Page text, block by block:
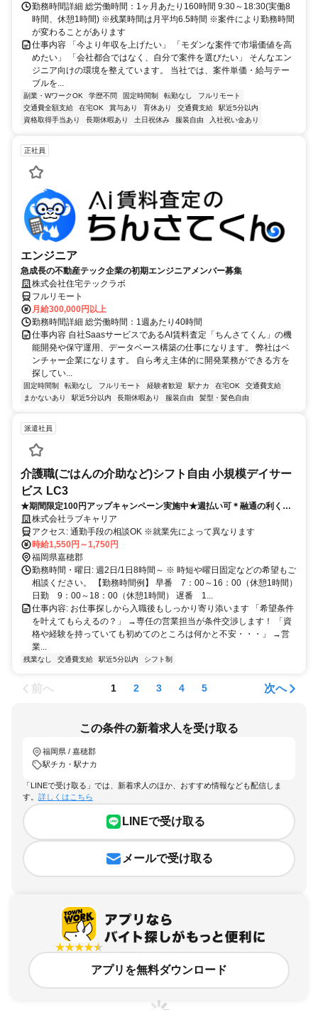
勤務時間詳細 総労働時間：1ヶ月あたり160時間 9:30～18:30(実働8
時間、休憩1時間) ※残業時間は月平均6.5時間 ※案件により勤務時間
が変わることがあります
仕事内容 「今より年収を上げたい」 「モダンな案件で市場価値を高
めたい」 「会社都合ではなく、自分で案件を選びたい」 そんなエン
ジニア向けの環境を整えています。 当社では、案件単価・給与テー
ブルを...
副業・WワークOK 学歴不問 固定時間制 転勤なし
フルリモート
交通費全額支給
在宅OK 賞与あり 育休あり 交通費支給
駅近5分以内
資格取得手当あり
長期休暇あり 土日祝休み 服装自由 入社祝い金あり
正社員
エンジニア
急成長の不動産テック企業の初期エンジニアメンバー募集
株式会社住宅テックラボ
フルリモート
月給300,000円以上
勤務時間詳細 総労働時間：1週あたり40時間
仕事内容 自社SaasサービスであるAI賃料査定「ちんさてくん」の機
能開発や保守運用、データベース構築の仕事になります。 弊社はベ
ンチャー企業になります。 自ら考え主体的に開発業務ができる方を
探してい...
固定時間制 転勤なし フルリモート 経験者歓迎 駅ナカ 在宅OK
交通費支給
まかないあり
駅近5分以内 長期休暇あり 服装自由 髪型・髪色自由
派遣社員
介護職(ごはんの介助など)シフト自由 小規模デイサー
ビス LC3
★期間限定100円アップキャンペーン実施中★週払い可＊融通の利く小
規模施設＊週2日～選べるシフト/家庭と両立したい方にぴったりな施設
です
株式会社ラブキャリア
アクセス: 通勤手段の相談OK ※就業先によって異なります
時給1,550円～1,750円
福岡県嘉穂郡
勤務時間・曜日: 週2日/1日8時間～ ※ 時短や曜日固定などの希望もご
相談ください。 【勤務時間例】 早番 7：00～16：00（休憩1時間）
日勤 9：00～18：00（休憩1時間） 遅番 1...
仕事内容: お仕事探しから入職後もしっかり寄り添います 「希望条件
を叶えてもらえるの？」 →専任の営業担当が条件交渉します！ 「資
格や経験を持っていても初めてのところは何かと不安・・・」 →営
業...
残業なし 交通費支給 駅近5分以内 シフト制
前へ 1 2 3 4 5 次へ
この条件の新着求人を受け取る
福岡県 / 嘉穂郡
駅チカ・駅ナカ
「LINEで受け取る」では、新着求人のほか、おすすめ情報なども配信しま
す。 詳しくはこちら
LINEで受け取る
メールで受け取る
アプリを無料ダウンロード